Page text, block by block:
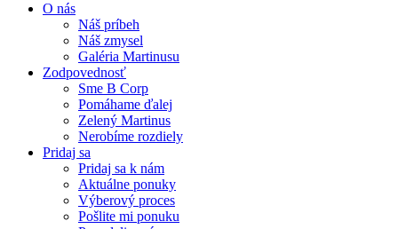
O nás
Náš príbeh
Náš zmysel
Galéria Martinusu
Zodpovednosť
Sme B Corp
Pomáhame ďalej
Zelený Martinus
Nerobíme rozdiely
Pridaj sa
Pridaj sa k nám
Aktuálne ponuky
Výberový proces
Pošlite mi ponuku